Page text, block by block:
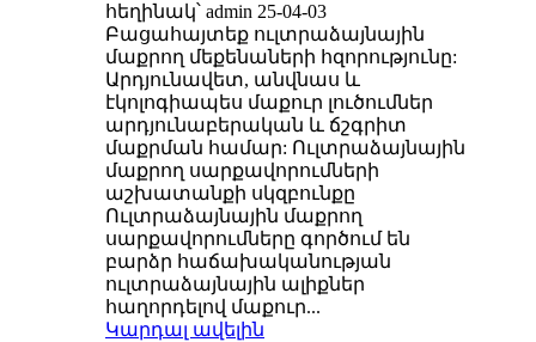
հեղինակ՝ admin 25-04-03
Բացահայտեք ուլտրաձայնային
մաքրող մեքենաների հզորությունը:
Արդյունավետ, անվնաս և
էկոլոգիապես մաքուր լուծումներ
արդյունաբերական և ճշգրիտ
մաքրման համար: Ուլտրաձայնային
մաքրող սարքավորումների
աշխատանքի սկզբունքը
Ուլտրաձայնային մաքրող
սարքավորումները գործում են
բարձր հաճախականության
ուլտրաձայնային ալիքներ
հաղորդելով մաքուր...
Կարդալ ավելին